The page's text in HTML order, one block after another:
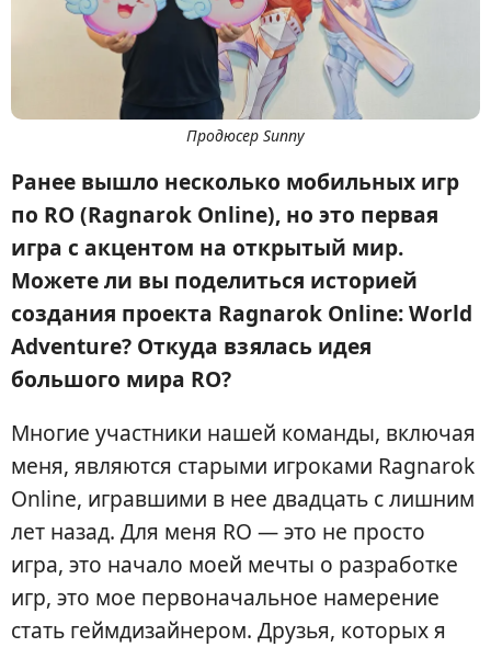
Продюсер Sunny
Ранее вышло несколько мобильных игр
по RO (Ragnarok Online), но это первая
игра с акцентом на открытый мир.
Можете ли вы поделиться историей
создания проекта Ragnarok Online: World
Adventure? Откуда взялась идея
большого мира RO?
Многие участники нашей команды, включая
меня, являются старыми игроками Ragnarok
Online, игравшими в нее двадцать с лишним
лет назад. Для меня RO — это не просто
игра, это начало моей мечты о разработке
игр, это мое первоначальное намерение
стать геймдизайнером. Друзья, которых я